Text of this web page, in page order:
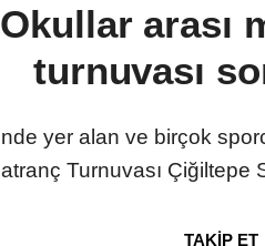
arası
turnuvası
yer alan ve birçok
Turnuvası Çiğiltepe
TAKİP ET